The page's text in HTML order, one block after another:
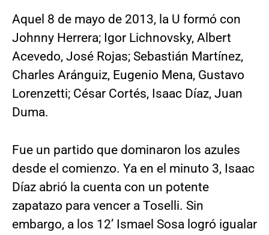
Aquel 8 de mayo de 2013, la U formó con
Johnny Herrera; Igor Lichnovsky, Albert
Acevedo, José Rojas; Sebastián Martínez,
Charles Aránguiz, Eugenio Mena, Gustavo
Lorenzetti; César Cortés, Isaac Díaz, Juan
Duma.
Fue un partido que dominaron los azules
desde el comienzo. Ya en el minuto 3, Isaac
Díaz abrió la cuenta con un potente
zapatazo para vencer a Toselli. Sin
embargo, a los 12’ Ismael Sosa logró igualar